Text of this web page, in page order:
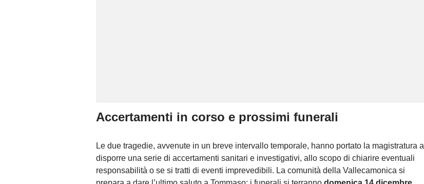
Accertamenti in corso e prossimi funerali
Le due tragedie, avvenute in un breve intervallo temporale, hanno portato la magistratura a
disporre una serie di accertamenti sanitari e investigativi, allo scopo di chiarire eventuali
responsabilità o se si tratti di eventi imprevedibili. La comunità della Vallecamonica si